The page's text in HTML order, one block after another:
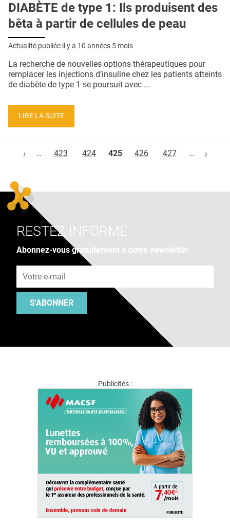
DIABÈTE de type 1: Ils produisent des
bêta à partir de cellules de peau
Actualité publiée il y a 10 années 5 mois
La recherche de nouvelles options thérapeutiques pour
remplacer les injections d’insuline chez les patients atteints
de diabète de type 1 se poursuit avec ...
LIRE LA SUITE
‹
… 423 424 425 426 427 … ›
RESTEZ INFORMÉ
Abonnez-vous gratuitement à notre newsletter
S'ABONNER
Publicités :